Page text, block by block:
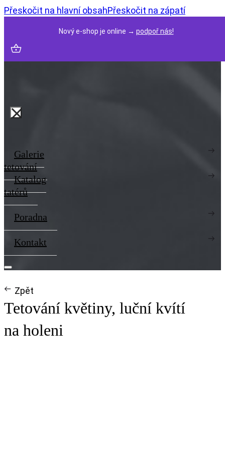
Přeskočit na hlavní obsahPřeskočit na zápatí
Nový e-shop je online → podpoř nás!
Galerie
tetování
Katalog
tatérů
Poradna
Kontakt
Zpět
Tetování květiny, luční kvítí
na holeni